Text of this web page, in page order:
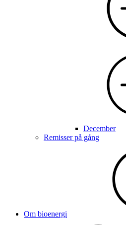
December
Remisser på gång
Om bioenergi